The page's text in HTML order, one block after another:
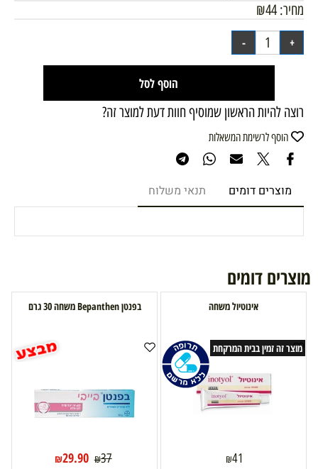
מחיר: ₪44
הוסף לסל
רוצה להיות הראשון שמוסיף חוות דעת למוצר זה?
הוסף לרשימת המשאלות
מוצרים דומים תנאי משלוח
מוצרים דומים
אינוטיול משחה
מוצר זה זמין בבית המרקחת
₪41
בפנטן Bepanthen משחה 30 גרם
₪37
₪29.90